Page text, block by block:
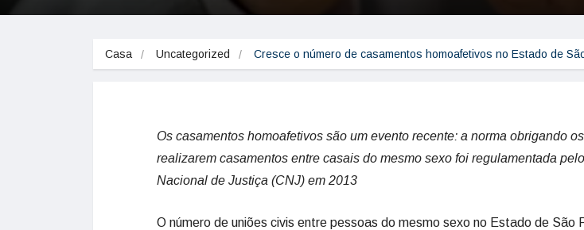
Casa Uncategorized Cresce o número de casamentos homoafetivos no Estado de
Os casamentos homoafetivos são um evento recente: a norma obrigando
realizarem casamentos entre casais do mesmo sexo foi regulamentada
Nacional de Justiça (CNJ) em 2013
O número de uniões civis entre pessoas do mesmo sexo no Estado de São